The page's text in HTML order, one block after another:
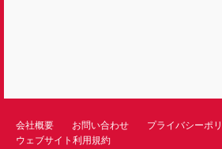
会社概要 お問い合わせ
プライバシーポ
ウェブサイト利用規約